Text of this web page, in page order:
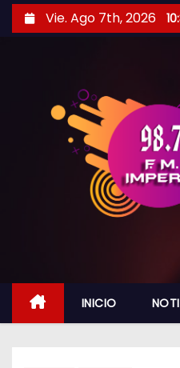
i
Vie. Ago 7th, 2026
INICIO